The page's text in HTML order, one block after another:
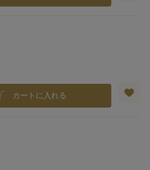
カートに入れる